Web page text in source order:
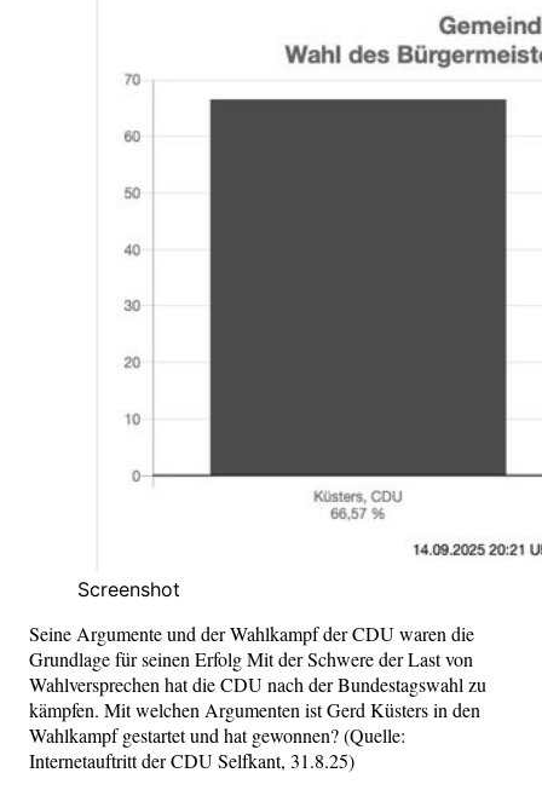
Screenshot
Seine Argumente und der Wahlkampf der CDU waren die
Grundlage für seinen Erfolg Mit der Schwere der Last von
Wahlversprechen hat die CDU nach der Bundestagswahl zu
kämpfen. Mit welchen Argumenten ist Gerd Küsters in den
Wahlkampf gestartet und hat gewonnen? (Quelle:
Internetauftritt der CDU Selfkant, 31.8.25)